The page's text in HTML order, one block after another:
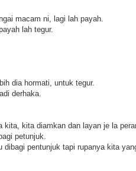
macam ni, lagi lah payah.
lah tegur.
dia hormati, untuk tegur.
derhaka.
kita diamkan dan layan je la
petunjuk.
pentunjuk tapi rupanya kita